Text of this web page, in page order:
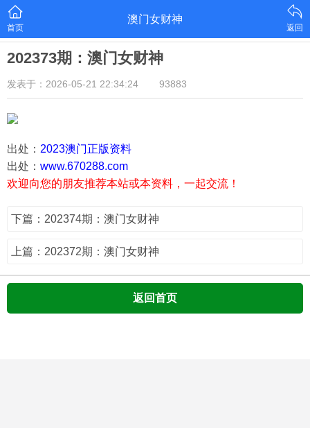
首页
澳门女财神
返回
202373期：澳门女财神
发表于：2026-05-21 22:34:24 93883
出处： 2023澳门正版资料
出处： www.670288.com
欢迎向您的朋友推荐本站或本资料，一起交流！
下篇：202374期：澳门女财神
上篇：202372期：澳门女财神
返回首页